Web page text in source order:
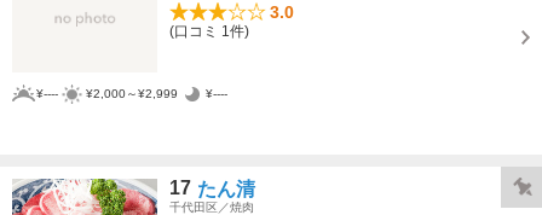
3.0
(口コミ 1件)
¥---- ¥2,000～¥2,999 ¥----
17 たん清
千代田区／焼肉